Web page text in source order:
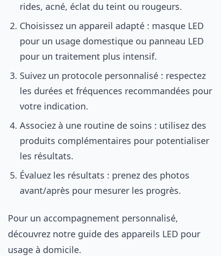
rides, acné, éclat du teint ou rougeurs.
Choisissez un appareil adapté : masque LED
pour un usage domestique ou panneau LED
pour un traitement plus intensif.
Suivez un protocole personnalisé : respectez
les durées et fréquences recommandées pour
votre indication.
Associez à une routine de soins : utilisez des
produits complémentaires pour potentialiser
les résultats.
Évaluez les résultats : prenez des photos
avant/après pour mesurer les progrès.
Pour un accompagnement personnalisé,
découvrez notre guide des appareils LED pour
usage à domicile.